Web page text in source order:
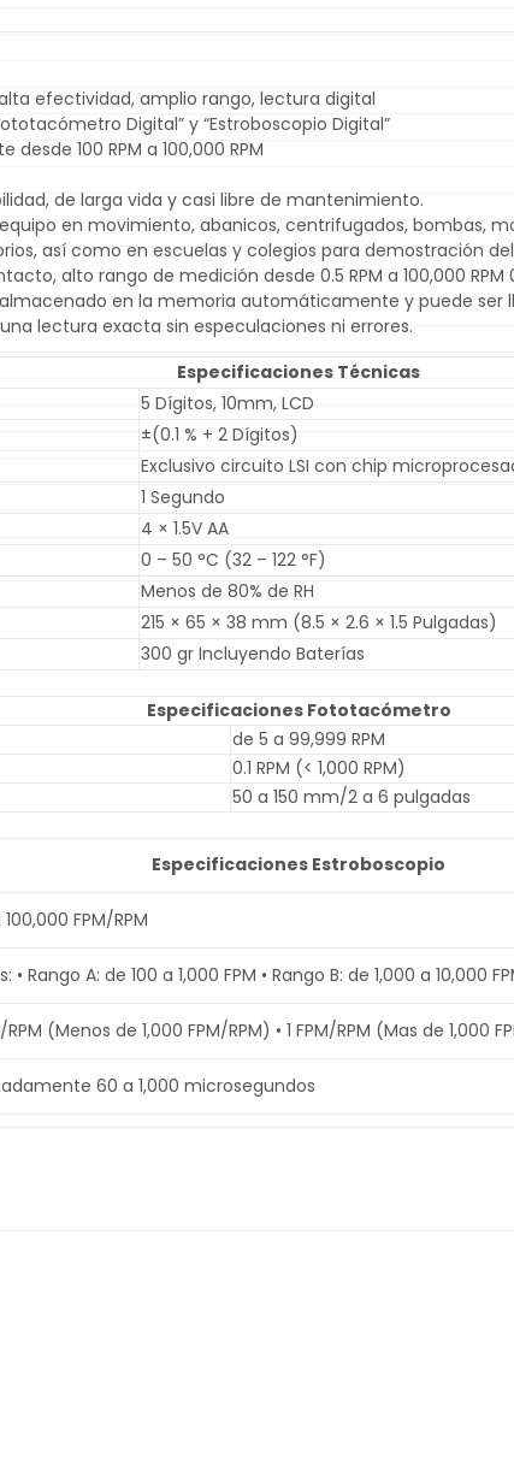
efectividad, amplio rango, lectura digital
Digital” y “Estroboscopio Digital”
100 RPM a 100,000 RPM
de larga vida y casi libre de mantenimiento.
en movimiento, abanicos, centrifugados, bombas,
así como en escuelas y colegios para demostración
alto rango de medición desde 0.5 RPM a 100,000 RPM
en la memoria automáticamente y puede ser
lectura exacta sin especulaciones ni errores.
Especificaciones Técnicas
5 Dígitos, 10mm, LCD
±(0.1 % + 2 Dígitos)
Exclusivo circuito LSI con chip
1 Segundo
4 × 1.5V AA
0 – 50 °C (32 – 122 °F)
Menos de 80% de RH
215 × 65 × 38 mm (8.5 × 2.6 × 1.5 Pulgadas)
300 gr Incluyendo Baterías
Especificaciones Fototacómetro
de 5 a 99,999 RPM
0.1 RPM (< 1,000 RPM)
50 a 150 mm/2 a 6 pulgadas
Especificaciones Estroboscopio
FPM/RPM
• Rango A: de 100 a 1,000 FPM • Rango B: de 1,000 a 10,000
RPM (Menos de 1,000 FPM/RPM) • 1 FPM/RPM (Mas de 1,000
60 a 1,000 microsegundos